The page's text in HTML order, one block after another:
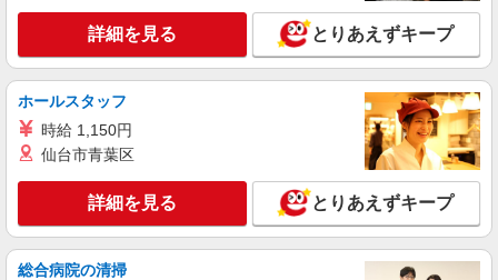
給(規定有) ★月2回払い・週払い可能（規程有）★
゜・。○。・゜+゜・。○。・゜+゜
キープ 詳細を見る
株式会社シエロ
携帯販売スタッフ【softbank】
時給1600円〜 ※別途インセンティブ、職能評
価制度あり ※残業代支給 ★交通費別途支給（規定
あり） ゜+゜・。○。・゜+゜・。○。・゜+゜ 入
社祝い金10万円支給(規定有) お友達を紹介頂くと,
インセンティブ支給(規定有) ★月2回払い・週払い
可能（規程有）★ ゜・。○。・゜+゜・。○。・゜
愛知県安城市の家電量販店
キープ 詳細を見る
詳細を見る とりあえずキープ
ホールスタッフ
時給 1,150円
仙台市青葉区
詳細を見る とりあえずキープ
総合病院の清掃